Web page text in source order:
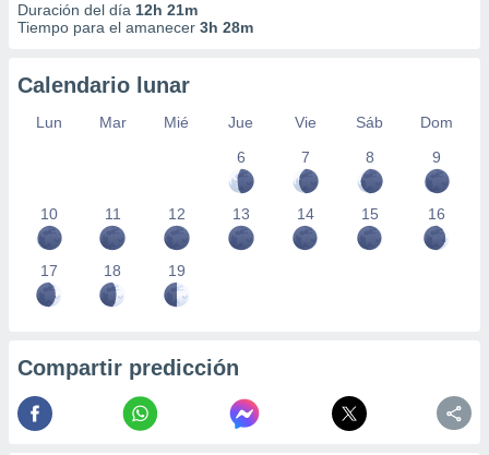
Duración del día 12h 21m
Tiempo para el amanecer 3h 28m
Calendario lunar
Lun Mar Mié Jue Vie Sáb
Dom
6
7 8 9
10 11 12 13 14 15 16
17 18 19
Compartir predicción